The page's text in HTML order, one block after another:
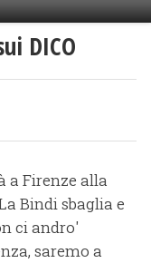
DICO
a Firenze alla
Bindi sbaglia e
ci andro'
saremo a